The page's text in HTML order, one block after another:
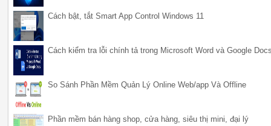
Cách bật, tắt Smart App Control Windows 11
Cách kiểm tra lỗi chính tả trong Microsoft Word và Google
So Sánh Phần Mềm Quản Lý Online Web/app Và Offline
Phần mềm bán hàng shop, cửa hàng, siêu thị mini, đại lý